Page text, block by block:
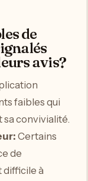
de
avis?
faibles qui
convivialité.
Certains
de
difficile à